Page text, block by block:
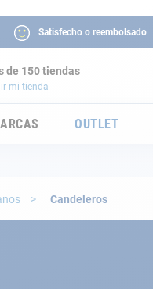
Satisfecho o reembolsado
de 150 tiendas
mi tienda
OUTLET
Candeleros